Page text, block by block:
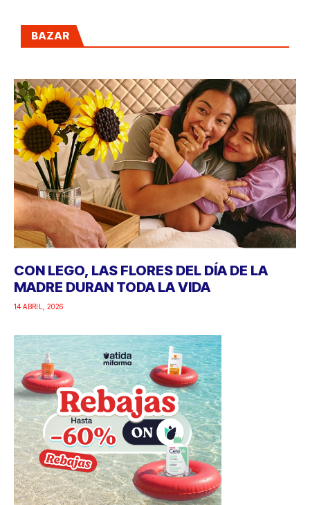
BAZAR
CON LEGO, LAS FLORES DEL DÍA DE LA
MADRE DURAN TODA LA VIDA
14 ABRIL, 2026